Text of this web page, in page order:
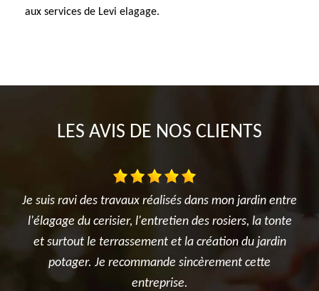
aux services de Levi elagage.
LES AVIS DE NOS CLIENTS
entre
tonte
Très satisfait de l'intervention. Travail d'élagage
réalisé avec sérieux et professionnalisme. L'équipe a
été ponctuelle, efficace et a laissé le chantier propre
après les travaux. Je recommande sans hésitation
pour tous vos besoins en élagage et entretien